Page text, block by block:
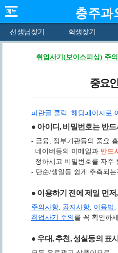
충주과
선생님찾기 학생찾기
취업사기(보이스피싱) 주의
중요
파란글 클릭: 해당페이지로
● 아이디, 비밀번호는 반드
- 금융, 정부기관등의 중요
네이버등의 이메일과 반드
정하시고 비밀번호를 자주
- 단순/생일등 쉽게 추측되는
● 이용하기 전에 제일 먼저,
주의사항, 공지사항, 이용법 ,
취업사기 주의 를 꼭 확인하
● 우대, 추천, 성실등의 표